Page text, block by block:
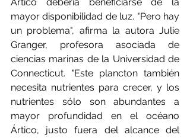
mayor disponibilidad de luz. "Pero hay
un problema", afirma la autora Julie
Granger, profesora asociada de
ciencias marinas de la Universidad de
Connecticut. "Este plancton también
necesita nutrientes para crecer, y los
nutrientes sólo son abundantes a
mayor profundidad en el océano
Ártico, justo fuera del alcance del